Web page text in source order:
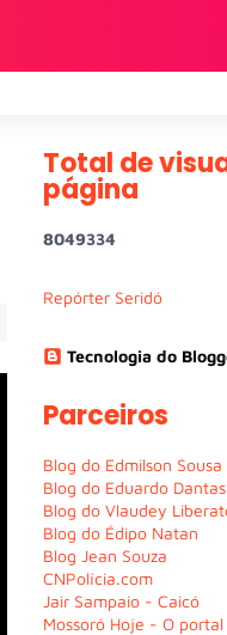
Total de
página
8049334
Repórter Seridó
Tecnologia do
Parceiros
Blog do Edmilson Sousa
Blog do Eduardo Dantas
Blog do Vlaudey
Blog do Édipo Natan
Blog Jean Souza
CNPolícia.com
Jair Sampaio - Caicó
Mossoró Hoje - O